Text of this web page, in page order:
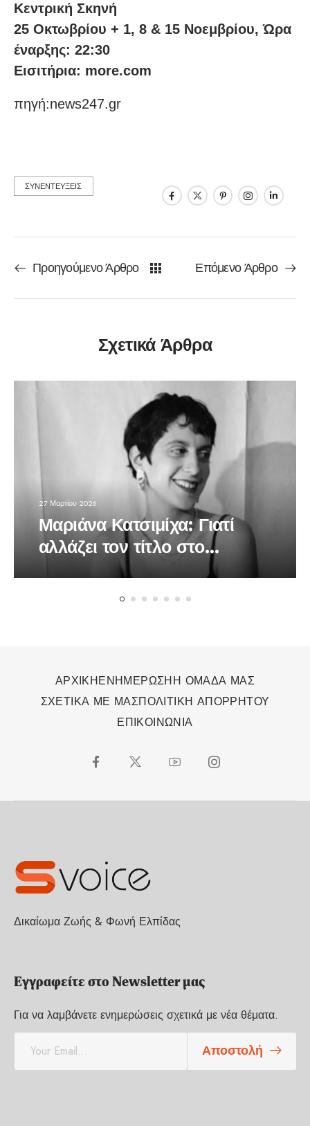
Κεντρική Σκηνή
25 Οκτωβρίου + 1, 8 & 15 Νοεμβρίου, Ώρα
έναρξης: 22:30
Εισιτήρια: more.com
πηγή:news247.gr
ΣΥΝΕΝΤΕΥΞΕΙΣ
Προηγούμενο Άρθρο Επόμενο Άρθρο
Σχετικά Άρθρα
27 Μαρτίου 2026
Μαριάνα Κατσιμίχα: Γιατί
αλλάζει τον τίτλο στο
τραγούδι της «Το Βαλς των
Χαμένων Ονείρων»
ΑΡΧΙΚΗΕΝΗΜΕΡΩΣΗΗ ΟΜΑΔΑ ΜΑΣ
ΣΧΕΤΙΚΑ ΜΕ ΜΑΣΠΟΛΙΤΙΚΗ ΑΠΟΡΡΗΤΟΥ
ΕΠΙΚΟΙΝΩΝΙΑ
Δικαίωμα Ζωής & Φωνή Ελπίδας
Εγγραφείτε στο Newsletter μας
Για να λαμβάνετε ενημερώσεις σχετικά με νέα θέματα.
a
Αποστολή